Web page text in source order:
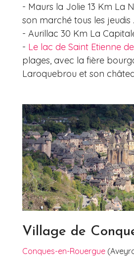
- Maurs la Jolie 13 Km La
son marché tous les jeudis
- Aurillac 30 Km La
- Le lac de Saint Etienne
plages, avec la fière
Laroquebrou et son
Village de
Conques-en-Rouergue